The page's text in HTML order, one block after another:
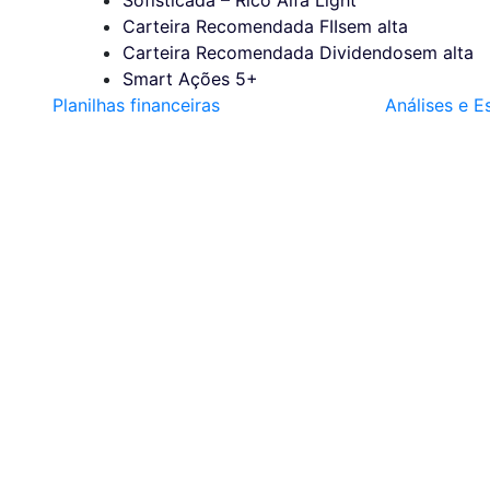
Carteira Recomendada FIIsem alta
Carteira Recomendada Dividendosem alta
Smart Ações 5+
Planilhas financeiras Análises e